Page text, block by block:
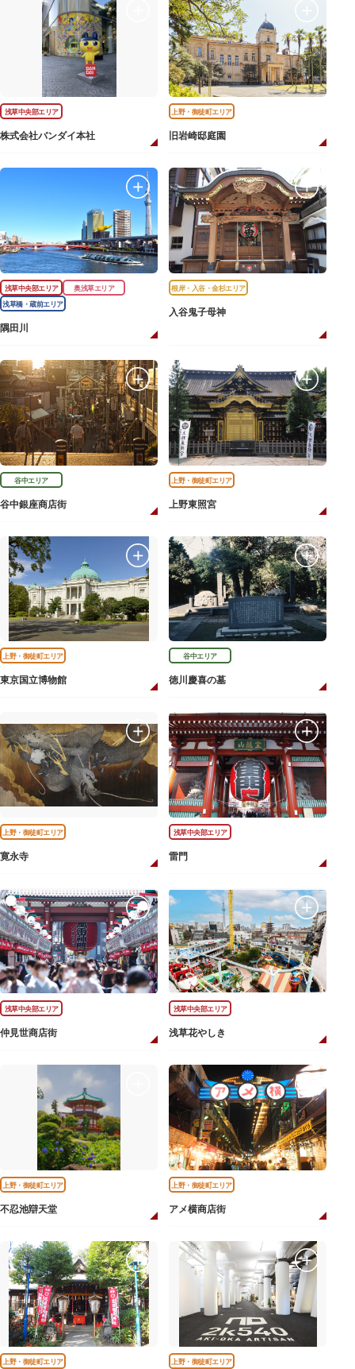
浅草中央部エリア
株式会社バンダイ本社
上野・御徒町エリア
旧岩崎邸庭園
浅草中央部エリア
奥浅草エリア
浅草橋・蔵前エリア
隅田川
根岸・入谷・金杉エリア
入谷鬼子母神
谷中エリア
谷中銀座商店街
上野・御徒町エリア
上野東照宮
上野・御徒町エリア
東京国立博物館
谷中エリア
徳川慶喜の墓
上野・御徒町エリア
寛永寺
浅草中央部エリア
雷門
浅草中央部エリア
仲見世商店街
浅草中央部エリア
浅草花やしき
上野・御徒町エリア
不忍池辯天堂
上野・御徒町エリア
アメ横商店街
上野・御徒町エリア 上野・御徒町エリア